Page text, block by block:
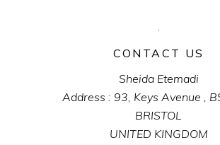
CONTACT US
Sheida Etemadi
Address : 93, Keys Avenue ,
BRISTOL
UNITED KINGDOM